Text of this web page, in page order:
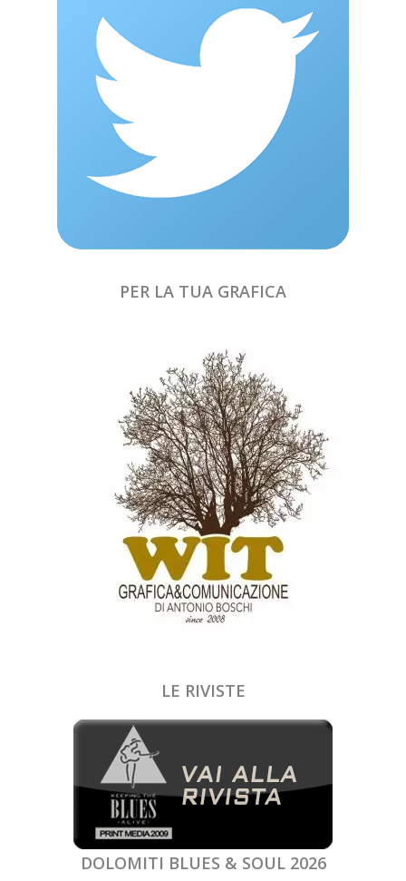
PER LA TUA GRAFICA
LE RIVISTE
DOLOMITI BLUES & SOUL 2026